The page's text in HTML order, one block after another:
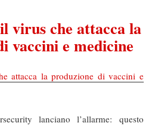
virus che attacca la
vaccini e medicine
attacca la produzione di vaccini e
lanciano l’allarme: questo